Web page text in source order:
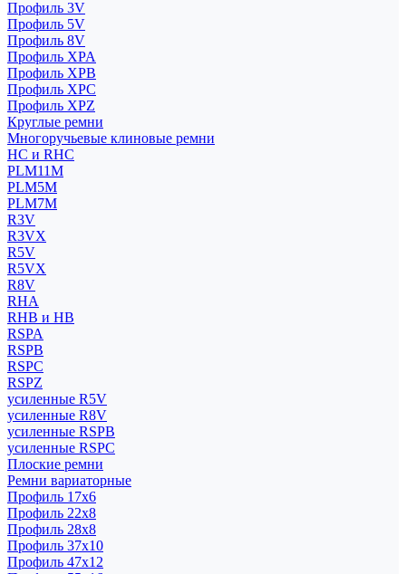
Профиль 3V
Профиль 5V
Профиль 8V
Профиль XPA
Профиль XPB
Профиль XPC
Профиль XPZ
Круглые ремни
Многоручьевые клиновые ремни
HC и RHC
PLM11M
PLM5M
PLM7M
R3V
R3VX
R5V
R5VX
R8V
RHA
RHB и HB
RSPA
RSPB
RSPC
RSPZ
усиленные R5V
усиленные R8V
усиленные RSPB
усиленные RSPC
Плоские ремни
Ремни вариаторные
Профиль 17x6
Профиль 22x8
Профиль 28x8
Профиль 37x10
Профиль 47x12